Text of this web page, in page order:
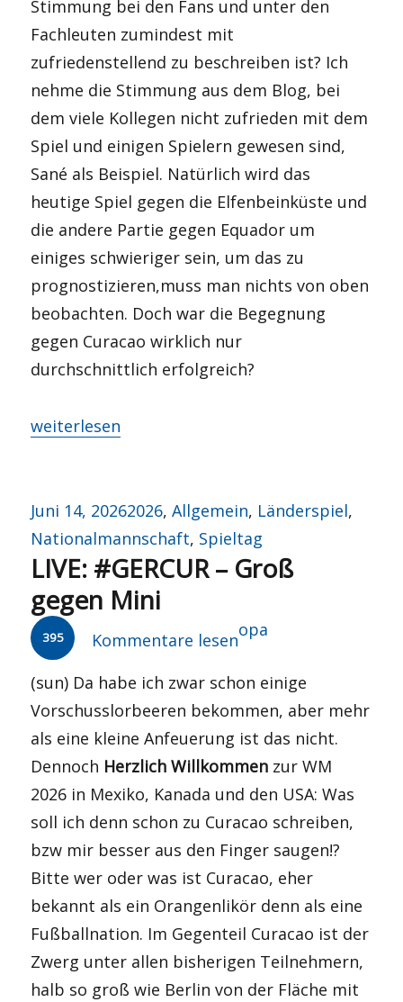
Stimmung bei den Fans und unter den
Fachleuten zumindest mit
zufriedenstellend zu beschreiben ist? Ich
nehme die Stimmung aus dem Blog, bei
dem viele Kollegen nicht zufrieden mit dem
Spiel und einigen Spielern gewesen sind,
Sané als Beispiel. Natürlich wird das
heutige Spiel gegen die Elfenbeinküste und
die andere Partie gegen Equador um
einiges schwieriger sein, um das zu
prognostizieren,muss man nichts von oben
beobachten. Doch war die Begegnung
gegen Curacao wirklich nur
durchschnittlich erfolgreich?
„LIVE: #GERCIV – Spitzenreiter und
weiterlesen
Veröffentlicht
am
Juni 14, 2026Kategorien
2026,Allgemein, Länderspiel,
Nationalmannschaft, Spieltag
LIVE: #GERCUR – Groß
gegen Mini
395 Kommentare lesen
Autor
opa
(sun) Da habe ich zwar schon einige
Vorschusslorbeeren bekommen, aber mehr
als eine kleine Anfeuerung ist das nicht.
Dennoch Herzlich Willkommen zur WM
2026 in Mexiko, Kanada und den USA: Was
soll ich denn schon zu Curacao schreiben,
bzw mir besser aus den Finger saugen!?
Bitte wer oder was ist Curacao, eher
bekannt als ein Orangenlikör denn als eine
Fußballnation. Im Gegenteil Curacao ist der
Zwerg unter allen bisherigen Teilnehmern,
halb so groß wie Berlin von der Fläche mit